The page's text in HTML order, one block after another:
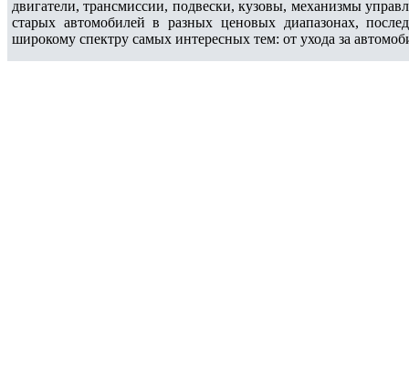
двигатели, трансмиссии, подвески, кузовы, механизмы
старых автомобилей в разных ценовых диапазонах,
широкому спектру самых интересных тем: от ухода за